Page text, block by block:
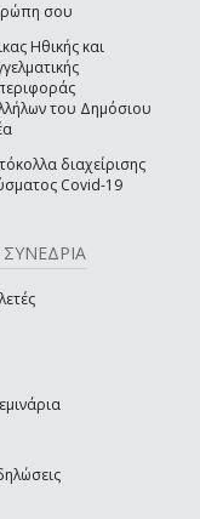
σου
Ηθικής και
του Δημόσιου
διαχείρισης
Covid-19